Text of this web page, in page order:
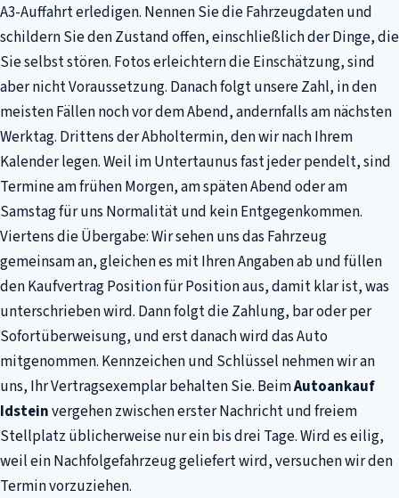
A3-Auffahrt erledigen. Nennen Sie die Fahrzeugdaten und
schildern Sie den Zustand offen, einschließlich der Dinge, die
Sie selbst stören. Fotos erleichtern die Einschätzung, sind
aber nicht Voraussetzung. Danach folgt unsere Zahl, in den
meisten Fällen noch vor dem Abend, andernfalls am nächsten
Werktag. Drittens der Abholtermin, den wir nach Ihrem
Kalender legen. Weil im Untertaunus fast jeder pendelt, sind
Termine am frühen Morgen, am späten Abend oder am
Samstag für uns Normalität und kein Entgegenkommen.
Viertens die Übergabe: Wir sehen uns das Fahrzeug
gemeinsam an, gleichen es mit Ihren Angaben ab und füllen
den Kaufvertrag Position für Position aus, damit klar ist, was
unterschrieben wird. Dann folgt die Zahlung, bar oder per
Sofortüberweisung, und erst danach wird das Auto
mitgenommen. Kennzeichen und Schlüssel nehmen wir an
uns, Ihr Vertragsexemplar behalten Sie. BeimAutoankauf
Idsteinvergehen zwischen erster Nachricht und freiem
Stellplatz üblicherweise nur ein bis drei Tage. Wird es eilig,
weil ein Nachfolgefahrzeug geliefert wird, versuchen wir den
Termin vorzuziehen.